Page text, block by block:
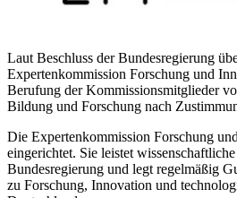
Laut Beschluss der Bundesregierung
Expertenkommission Forschung und
Berufung der Kommissionsmitglieder
Bildung und Forschung nach
Die Expertenkommission Forschung
eingerichtet. Sie leistet
Bundesregierung und legt regelmäßig
zu Forschung, Innovation und